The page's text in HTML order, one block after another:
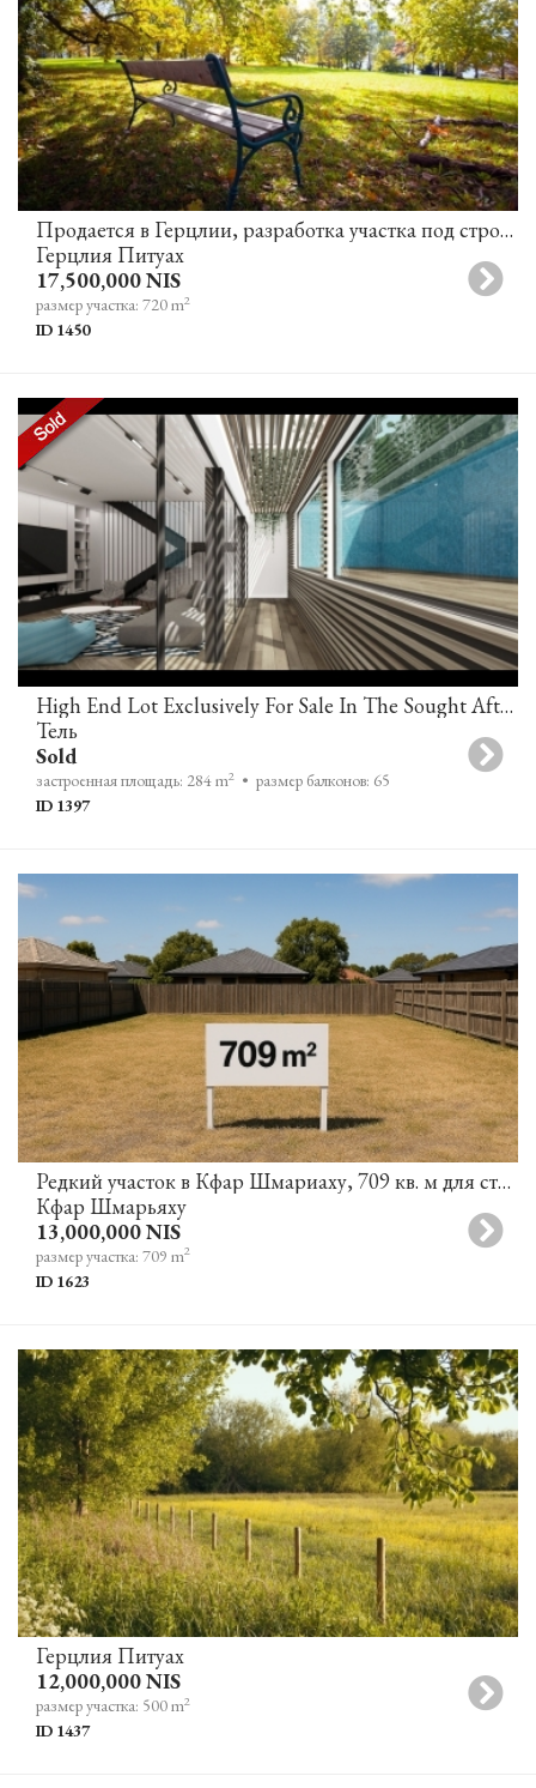
Продается в Герцлии, разработка участка под строительство виллы в отличном месте
Герцлия Питуах
17,500,000 NIS
размер участка: 720 m2
ID 1450
High End Lot Exclusively For Sale In The Sought After Neve Tzedek Tel Aviv
Тель
Sold
застроенная площадь: 284 m2 • размер балконов: 65
ID 1397
Редкий участок в Кфар Шмариаху, 709 кв. м для строительства дома мечты
Кфар Шмарьяху
13,000,000 NIS
размер участка: 709 m2
ID 1623
Герцлия Питуах
12,000,000 NIS
размер участка: 500 m2
ID 1437